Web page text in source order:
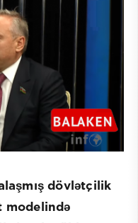
dövlətçilik
modelində